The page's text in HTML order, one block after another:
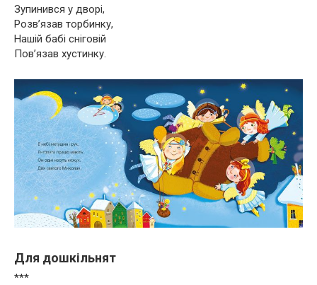
Зупинився у дворі,
Розв’язав торбинку,
Нашій бабі сніговій
Пов’язав хустинку.
Для дошкільнят
***